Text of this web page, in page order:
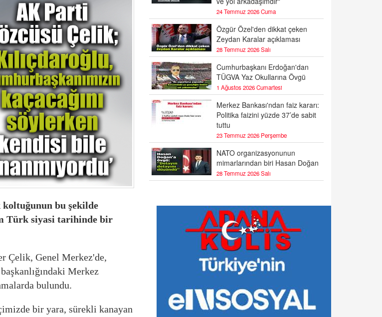
koltuğunun bu şekilde
Türk siyasi tarihinde bir
Çelik, Genel Merkez'de,
Merkez
bulundu.
bir yara, sürekli kanayan
24 Temmuz 2026 Cuma
Özgür Özel'den dikkat çeken
Zeydan Karalar açıklaması
28 Temmuz 2026 Salı
Cumhurbaşkanı Erdoğan'dan
TÜGVA Yaz Okullarına Övgü
1 Ağustos 2026 Cumartesi
Merkez Bankası'ndan faiz kararı:
Politika faizini yüzde 37’de sabit
tuttu
23 Temmuz 2026 Perşembe
NATO organizasyonunun
mimarlarından biri Hasan Doğan
28 Temmuz 2026 Salı